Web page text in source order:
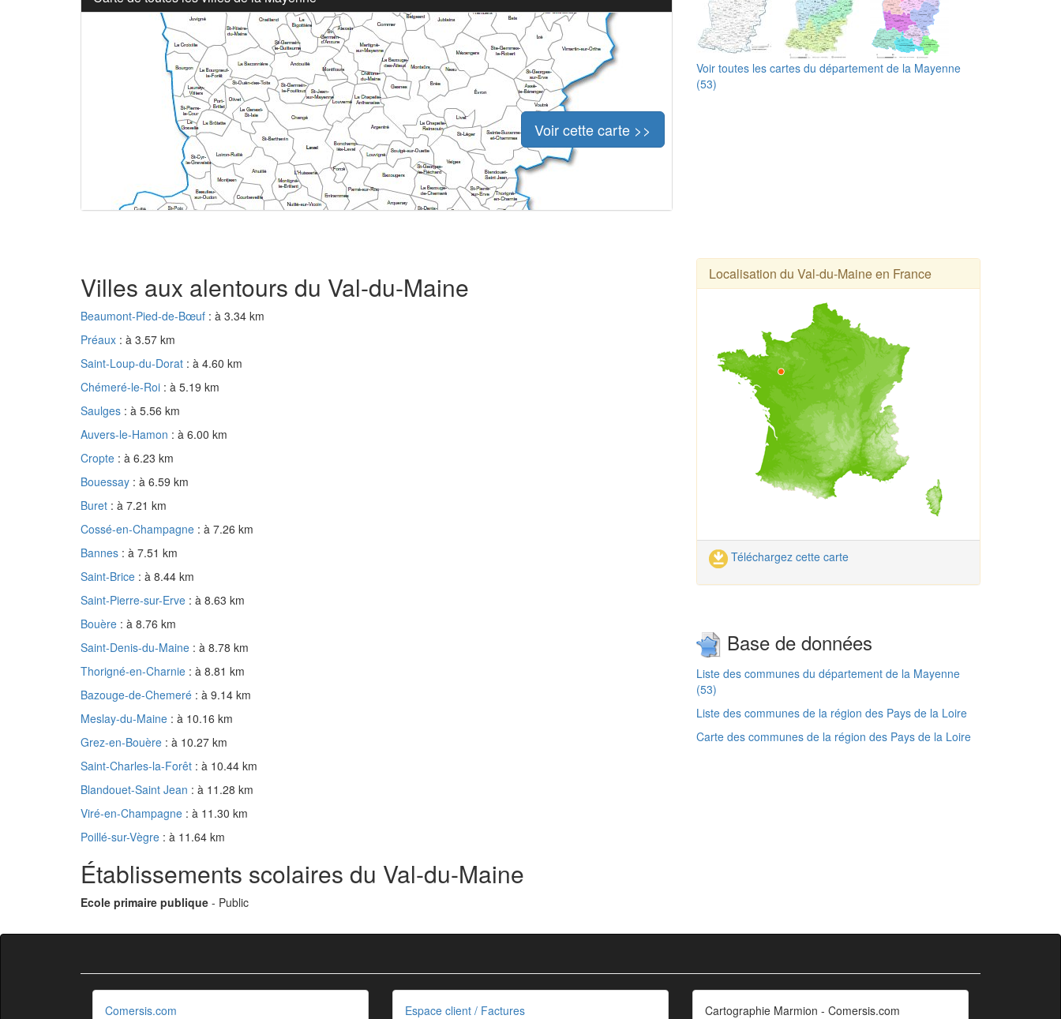
Voir cette carte >>
Voir toutes les cartes du département de la Mayenne
(53)
Villes aux alentours du Val-du-Maine
Beaumont-Pied-de-Bœuf : à 3.34 km
Préaux : à 3.57 km
Saint-Loup-du-Dorat : à 4.60 km
Chémeré-le-Roi : à 5.19 km
Saulges : à 5.56 km
Auvers-le-Hamon : à 6.00 km
Cropte : à 6.23 km
Bouessay : à 6.59 km
Buret : à 7.21 km
Cossé-en-Champagne : à 7.26 km
Bannes : à 7.51 km
Saint-Brice : à 8.44 km
Saint-Pierre-sur-Erve : à 8.63 km
Bouère : à 8.76 km
Saint-Denis-du-Maine : à 8.78 km
Thorigné-en-Charnie : à 8.81 km
Bazouge-de-Chemeré : à 9.14 km
Meslay-du-Maine : à 10.16 km
Grez-en-Bouère : à 10.27 km
Saint-Charles-la-Forêt : à 10.44 km
Blandouet-Saint Jean : à 11.28 km
Viré-en-Champagne : à 11.30 km
Poillé-sur-Vègre : à 11.64 km
Établissements scolaires du Val-du-Maine
Ecole primaire publique - Public
Localisation du Val-du-Maine en France
Téléchargez cette carte
Base de données
Liste des communes du département de la Mayenne
(53)
Liste des communes de la région des Pays de la Loire
Carte des communes de la région des Pays de la Loire
Comersis.com Espace client / Factures
Cartographie Marmion - Comersis.com